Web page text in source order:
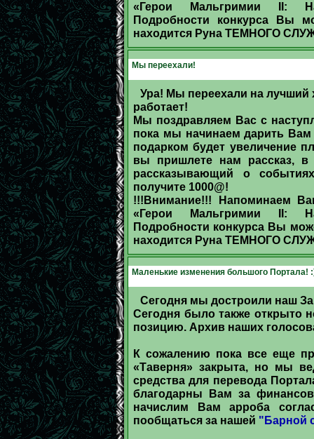
«Герои Мальгримии II:
Подробности конкурса Вы
находится Руна ТЕМНОГО
Мы переехали!
Ура! Мы переехали на лучший
работает!
Мы поздравляем Вас с
пока мы начинаем дарить
подарком будет увеличение
вы пришлете нам рассказ,
рассказывающий о
получите 1000@!
!!!Внимание!!! Напоминаем
«Герои Мальгримии II:
Подробности конкурса Вы
находится Руна ТЕМНОГО
Маленькие изменения большого Портала!
Сегодня мы достроили наш
Сегодня было также открыто
позицию. Архив наших
К сожалению пока все еще
«Таверня» закрыта, но мы
средства для перевода
благодарны Вам за
начислим Вам арроба
пообщаться за нашей "Барной